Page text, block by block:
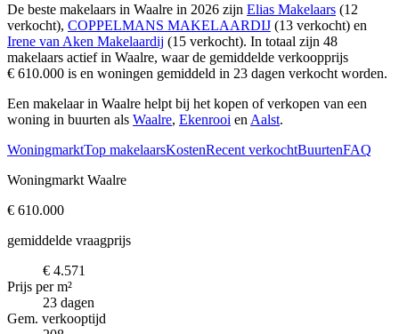
De beste makelaars in Waalre in 2026 zijn Elias Makelaars (12
verkocht), COPPELMANS MAKELAARDIJ (13 verkocht) en
Irene van Aken Makelaardij (15 verkocht). In totaal zijn 48
makelaars actief in Waalre, waar de gemiddelde verkoopprijs
€ 610.000 is en woningen gemiddeld in 23 dagen verkocht worden.
Een makelaar in Waalre helpt bij het kopen of verkopen van een
woning in buurten als Waalre, Ekenrooi en Aalst.
WoningmarktTop makelaarsKostenRecent verkochtBuurtenFAQ
Woningmarkt Waalre
€ 610.000
gemiddelde vraagprijs
€ 4.571
Prijs per m²
23 dagen
Gem. verkooptijd